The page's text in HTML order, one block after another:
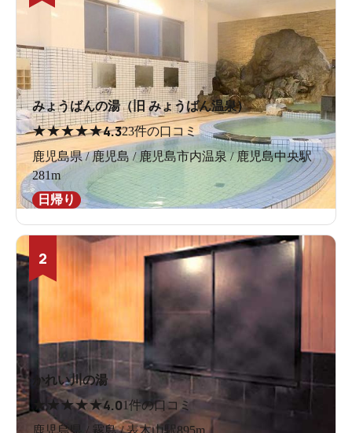
みょうばんの湯（旧 みょうばん温泉）
★★★★★4.323件の口コミ
鹿児島県 / 鹿児島 / 鹿児島市内温泉 / 鹿児島中央駅
281m
日帰り
2
かれい川の湯
★★★★★4.01件の口コミ
鹿児島県 / 霧島 / 表木山駅895m